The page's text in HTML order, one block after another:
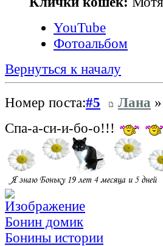
YouTube
Фотоальбом
Вернуться к началу
Номер поста:#5 Лана
Спа-а-си-и-бо-о!!!
Бонин домик
Бонины истории